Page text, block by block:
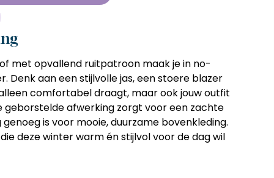
met opvallend ruitpatroon maak je in no-
Denk aan een stijlvolle jas, een stoere blazer
comfortabel draagt, maar ook jouw outfit
afwerking zorgt voor een zachte
is voor mooie, duurzame bovenkleding.
deze winter warm én stijlvol voor de dag wil